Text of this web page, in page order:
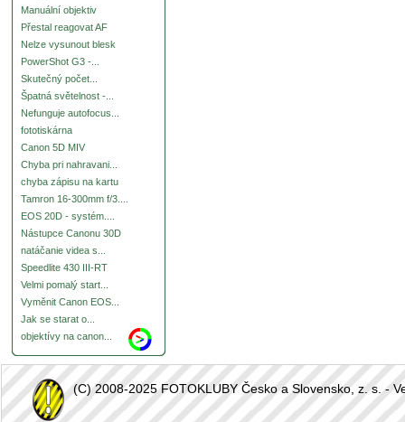
Manuální objektiv
Přestal reagovat AF
Nelze vysunout blesk
PowerShot G3 -...
Skutečný počet...
Špatná světelnost -...
Nefunguje autofocus...
fototiskárna
Canon 5D MIV
Chyba pri nahravani...
chyba zápisu na kartu
Tamron 16-300mm f/3....
EOS 20D - systém....
Nástupce Canonu 30D
natáčanie videa s...
Speedlite 430 III-RT
Velmi pomalý start...
Vyměnit Canon EOS...
Jak se starat o...
objektívy na canon...
(C) 2008-2025 FOTOKLUBY Česko a Slovensko, z. s. -